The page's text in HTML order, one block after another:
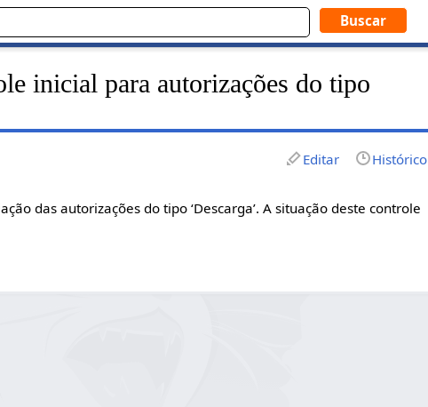
inicial para autorizações do tipo
Editar Histórico
das autorizações do tipo ‘Descarga’. A situação deste controle